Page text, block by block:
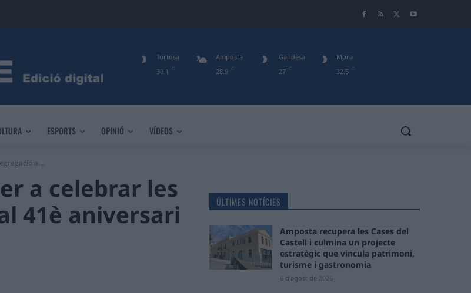
30.1 C
Tortosa
28.9 C
Amposta
27 C
Gandesa
32.5 C
Mora
ESPORTS OPINIÓ VÍDEOS
al...
a celebrar les
41è aniversari
ÚLTIMES NOTÍCIES
Amposta recupera les Cases del
Castell i culmina un projecte
estratègic que vincula patrimoni,
turisme i gastronomia
6 d'agost de 2026